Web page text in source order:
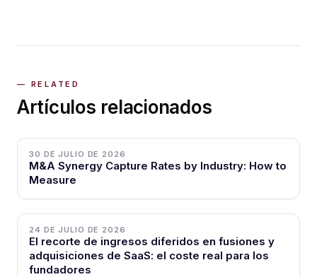
Artículos relacionados
30 DE JULIO DE 2026
M&A Synergy Capture Rates by Industry: How to
Measure
24 DE JULIO DE 2026
El recorte de ingresos diferidos en fusiones y
adquisiciones de SaaS: el coste real para los
fundadores